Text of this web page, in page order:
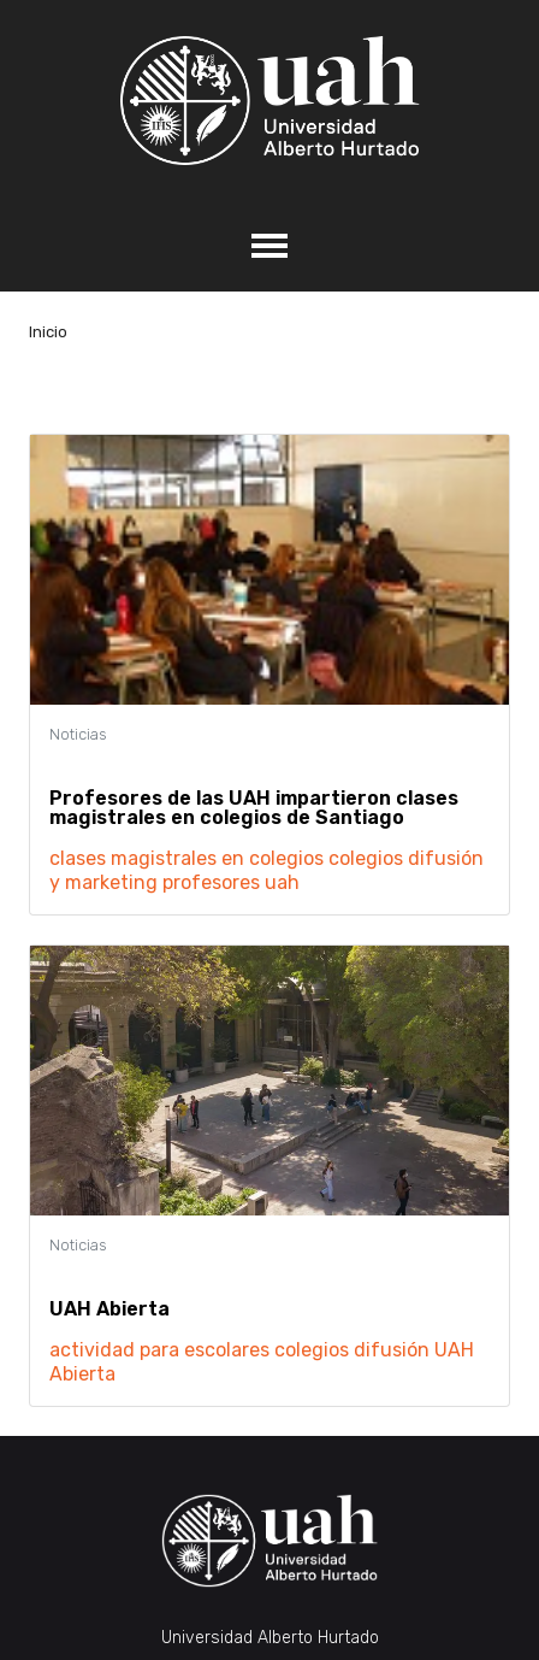
Inicio
Profesores de las UAH impartieron clases
magistrales en colegios de Santiago
clases magistrales en colegios colegios difusión
y marketing profesores uah
UAH Abierta
actividad para escolares colegios difusión UAH
Abierta
Universidad Alberto Hurtado